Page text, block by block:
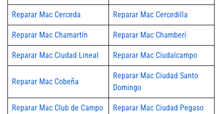
Reparar Mac Cerceda Reparar Mac Cercedilla
Reparar Mac Chamartín Reparar Mac Chamberí
Reparar Mac Ciudad Lineal Reparar Mac Ciudalcampo
Reparar Mac Cobeña
Reparar Mac Ciudad Santo
Domingo
Reparar Mac Club de Campo Reparar Mac Ciudad Pegaso